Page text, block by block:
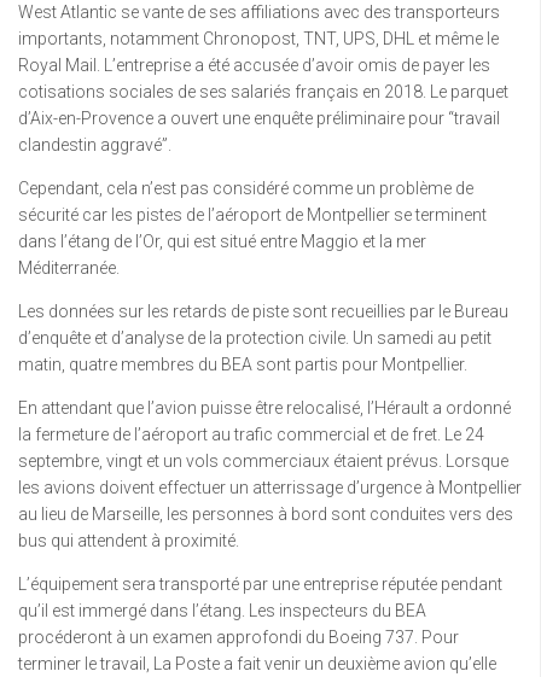
West Atlantic se vante de ses affiliations avec des transporteurs
importants, notamment Chronopost, TNT, UPS, DHL et même le
Royal Mail. L’entreprise a été accusée d’avoir omis de payer les
cotisations sociales de ses salariés français en 2018. Le parquet
d’Aix-en-Provence a ouvert une enquête préliminaire pour “travail
clandestin aggravé”.
Cependant, cela n’est pas considéré comme un problème de
sécurité car les pistes de l’aéroport de Montpellier se terminent
dans l’étang de l’Or, qui est situé entre Maggio et la mer
Méditerranée.
Les données sur les retards de piste sont recueillies par le Bureau
d’enquête et d’analyse de la protection civile. Un samedi au petit
matin, quatre membres du BEA sont partis pour Montpellier.
En attendant que l’avion puisse être relocalisé, l’Hérault a ordonné
la fermeture de l’aéroport au trafic commercial et de fret. Le 24
septembre, vingt et un vols commerciaux étaient prévus. Lorsque
les avions doivent effectuer un atterrissage d’urgence à Montpellier
au lieu de Marseille, les personnes à bord sont conduites vers des
bus qui attendent à proximité.
L’équipement sera transporté par une entreprise réputée pendant
qu’il est immergé dans l’étang. Les inspecteurs du BEA
procéderont à un examen approfondi du Boeing 737. Pour
terminer le travail, La Poste a fait venir un deuxième avion qu’elle